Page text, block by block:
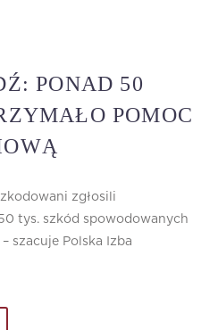
PONAD 50
POMOC
zgłosili
tys. szkód spowodowanych
szacuje Polska Izba